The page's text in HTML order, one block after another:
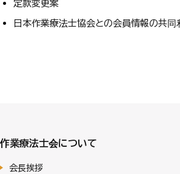
定款変更案
日本作業療法士協会との会員情報の共同
作業療法士会について
会長挨拶